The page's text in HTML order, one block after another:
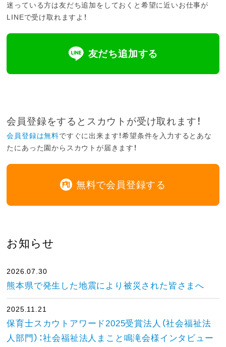
迷っている方は友だち追加をしておくと希望に近いお仕事が
LINEで受け取れますよ！
友だち追加する
会員登録をするとスカウトが受け取れます！
会員登録は無料ですぐに出来ます！希望条件を入力するとあな
たにあった園からスカウトが届きます！
無料で会員登録する
お知らせ
2026.07.30
熊本県で発生した地震により被災された皆さまへ
2025.11.21
保育士スカウトアワード2025受賞法人（社会福祉法
人部門）：社会福祉法人まこと鳴滝会様インタビュー